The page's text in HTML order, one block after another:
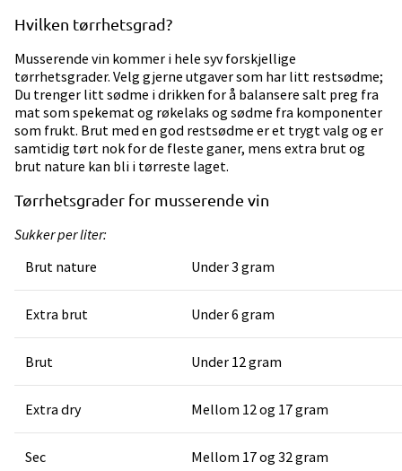
Hvilken tørrhetsgrad?
Musserende vin kommer i hele syv forskjellige
tørrhetsgrader. Velg gjerne utgaver som har litt restsødme;
Du trenger litt sødme i drikken for å balansere salt preg fra
mat som spekemat og røkelaks og sødme fra komponenter
som frukt. Brut med en god restsødme er et trygt valg og er
samtidig tørt nok for de fleste ganer, mens extra brut og
brut nature kan bli i tørreste laget.
Tørrhetsgrader for musserende vin
Sukker per liter:
Brut nature
Under 3 gram
Extra brut Under 6 gram
Brut Under 12 gram
Extra dry Mellom 12 og 17 gram
Sec Mellom 17 og 32 gram